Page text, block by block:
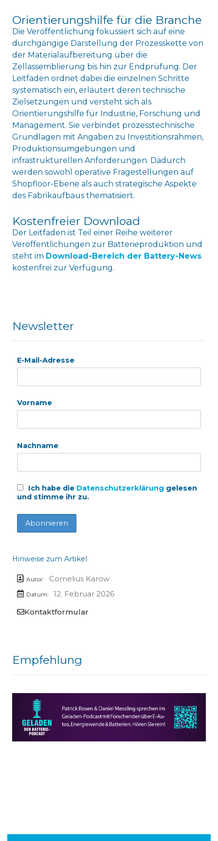
Orientierungshilfe für die Branche
Die Veröffentlichung fokussiert sich auf eine
durchgängige Darstellung der Prozesskette von
der Materialaufbereitung über die
Zellassemblierung bis hin zur Endprüfung. Der
Leitfaden ordnet dabei die einzelnen Schritte
systematisch ein, erläutert deren technische
Zielsetzungen und versteht sich als
Orientierungshilfe für Industrie, Forschung und
Management. Sie verbindet prozesstechnische
Grundlagen mit Angaben zu Investitionsrahmen,
Produktionsumgebungen und
infrastrukturellen Anforderungen. Dadurch
werden sowohl operative Fragestellungen auf
Shopfloor-Ebene als auch strategische Aspekte
des Fabrikaufbaus thematisiert.
Kostenfreier Download
Der Leitfaden ist Teil einer Reihe weiterer
Veröffentlichungen zur Batterieproduktion und
steht im Download-Bereich der Battery-News
kostenfrei zur Verfügung.
Newsletter
E-Mail-Adresse
Vorname
Nachname
Ich habe die Datenschutzerklärung gelesen
und stimme ihr zu.
Hinweise zum Artikel
Autor: Cornelius Karow
Datum:
12. Februar 2026
Kontaktformular
Empfehlung